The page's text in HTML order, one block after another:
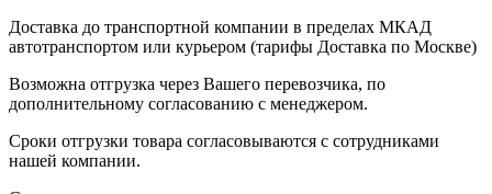
Доставка до транспортной компании в пределах МКАД
автотранспортом или курьером (тарифы Доставка по Москве)
Возможна отгрузка через Вашего перевозчика, по
дополнительному согласованию с менеджером.
Сроки отгрузки товара согласовываются с сотрудниками
нашей компании.